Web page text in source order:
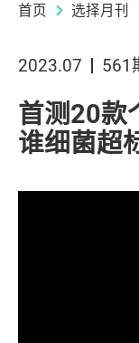
首页 选择月刊
2023.07 561
首测20款
谁细菌超